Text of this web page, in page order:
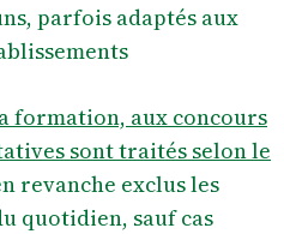
parfois adaptés aux
formation, aux concours
sont traités selon le
revanche exclus les
quotidien, sauf cas